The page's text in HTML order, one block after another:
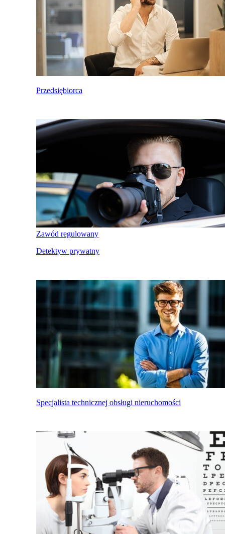
Przedsiębiorca
Zawód regulowany
Detektyw prywatny
Specjalista technicznej obsługi nieruchomości